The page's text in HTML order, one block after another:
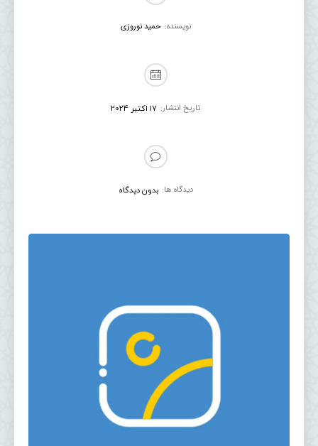
نویسنده: حمید نوروزی
تاریخ انتشار: 17 اکتبر 2024
دیدگاه ها: بدون دیدگاه